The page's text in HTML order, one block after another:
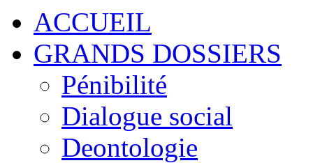
ACCUEIL
GRANDS DOSSIERS
Pénibilité
Dialogue social
Deontologie